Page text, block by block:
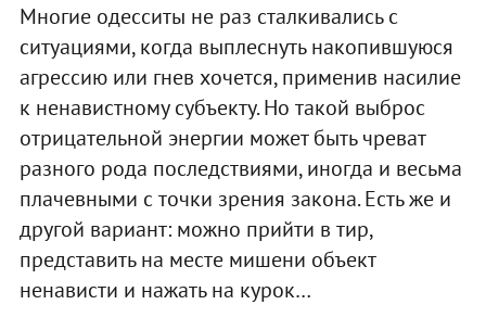
Многие одесситы не раз сталкивались с
ситуациями, когда выплеснуть накопившуюся
агрессию или гнев хочется, применив насилие
к ненавистному субъекту. Но такой выброс
отрицательной энергии может быть чреват
разного рода последствиями, иногда и весьма
плачевными с точки зрения закона. Есть же и
другой вариант: можно прийти в тир,
представить на месте мишени объект
ненависти и нажать на курок…